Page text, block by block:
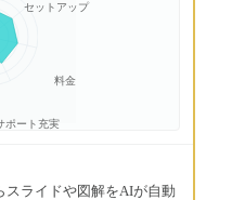
セットアップ
料金
ポート充実
スライドや図解をAIが自動